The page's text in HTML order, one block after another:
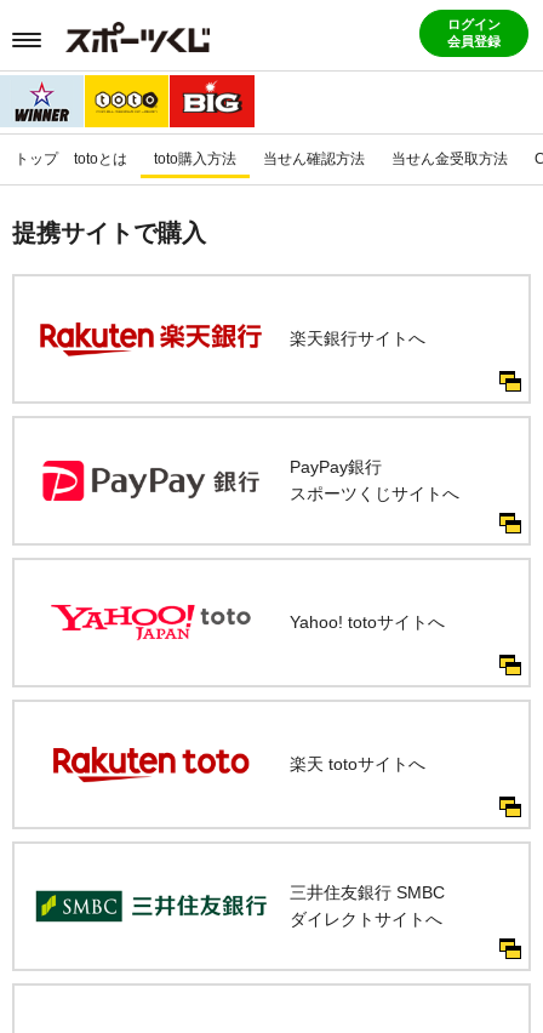
ログイン
会員登録
トップ totoとは toto購入方法 当せん確認方法 当せん金受取方法
提携サイトで購入
楽天銀行サイトへ
PayPay銀行
スポーツくじサイトへ
Yahoo! totoサイトへ
楽天 totoサイトへ
三井住友銀行 SMBC
ダイレクトサイトへ